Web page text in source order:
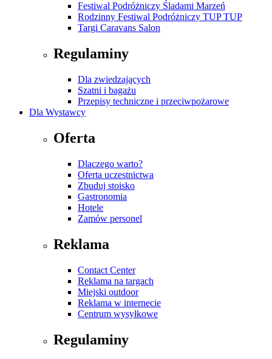
Festiwal Podróżniczy Śladami Marzeń
Rodzinny Festiwal Podróżniczy TUP TUP
Targi Caravans Salon
Regulaminy
Dla zwiedzających
Szatni i bagażu
Przepisy techniczne i przeciwpożarowe
Dla Wystawcy
Oferta
Dlaczego warto?
Oferta uczestnictwa
Zbuduj stoisko
Gastronomia
Hotele
Zamów personel
Reklama
Contact Center
Reklama na targach
Miejski outdoor
Reklama w internecie
Centrum wysyłkowe
Regulaminy